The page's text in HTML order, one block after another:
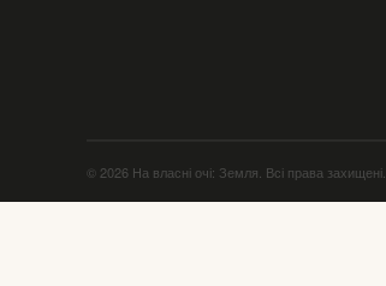
© 2026 На власні очі: Земля. Всі права захищені.